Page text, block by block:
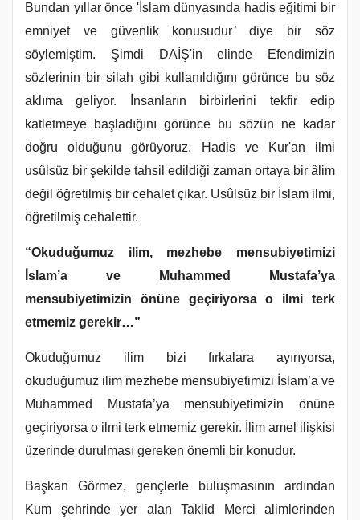
Bundan yıllar önce 'İslam dünyasında hadis eğitimi bir
emniyet ve güvenlik konusudur’ diye bir söz
söylemiştim. Şimdi DAİŞ'in elinde Efendimizin
sözlerinin bir silah gibi kullanıldığını görünce bu söz
aklıma geliyor. İnsanların birbirlerini tekfir edip
katletmeye başladığını görünce bu sözün ne kadar
doğru olduğunu görüyoruz. Hadis ve Kur'an ilmi
usûlsüz bir şekilde tahsil edildiği zaman ortaya bir âlim
değil öğretilmiş bir cehalet çıkar. Usûlsüz bir İslam ilmi,
öğretilmiş cehalettir.
“Okuduğumuz ilim, mezhebe mensubiyetimizi
İslam’a ve Muhammed Mustafa’ya
mensubiyetimizin önüne geçiriyorsa o ilmi terk
etmemiz gerekir…”
Okuduğumuz ilim bizi fırkalara ayırıyorsa,
okuduğumuz ilim mezhebe mensubiyetimizi İslam’a ve
Muhammed Mustafa’ya mensubiyetimizin önüne
geçiriyorsa o ilmi terk etmemiz gerekir. İlim amel ilişkisi
üzerinde durulması gereken önemli bir konudur.
Başkan Görmez, gençlerle buluşmasının ardından
Kum şehrinde yer alan Taklid Merci alimlerinden